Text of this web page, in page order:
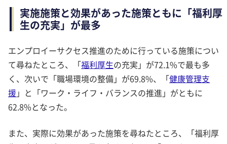
実施施策と効果があった施策ともに「福利厚
生の充実」が最多
エンプロイーサクセス推進のために行っている施策につい
て尋ねたところ、「福利厚生の充実」が72.1%で最も多
く、次いで「職場環境の整備」が69.8%、「健康管理支
援」と「ワーク・ライフ・バランスの推進」がともに
62.8%となった。
また、実際に効果があった施策を尋ねたところ、「福利厚